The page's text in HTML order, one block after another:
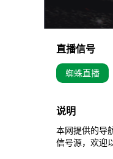
直播信号
蜘蛛直播
说明
本网提供的导
信号源，欢迎